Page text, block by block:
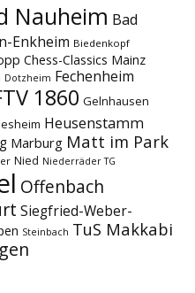
Nauheim Bad
Enkheim Biedenkopf
Chess-Classics Mainz
Dotzheim Fechenheim
1860 Gelnhausen
Heusenstamm
Marburg Matt im Park
Nied Niederräder TG
Offenbach
Siegfried-Weber-
Steinbach TuS Makkabi